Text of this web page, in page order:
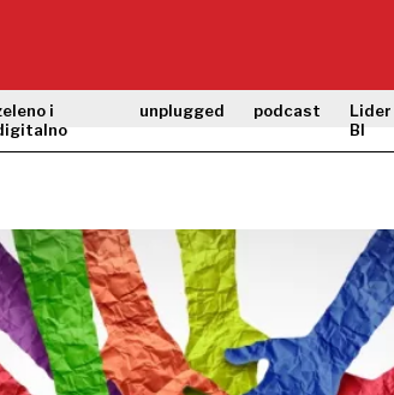
i
unplugged podcast
Lider
BI